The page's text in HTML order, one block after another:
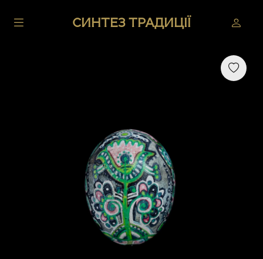
СИНТЕЗ ТРАДИЦІЇ